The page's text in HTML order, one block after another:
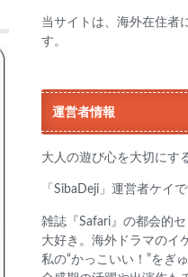
当サイトは、海外在住者
す。
運営者情報
大人の遊び心を大切にす
「SibaDeji」運営者ケイで
雑誌『Safari』の都会的
大好き。海外ドラマのイ
私の“かっこいい！”をぎ